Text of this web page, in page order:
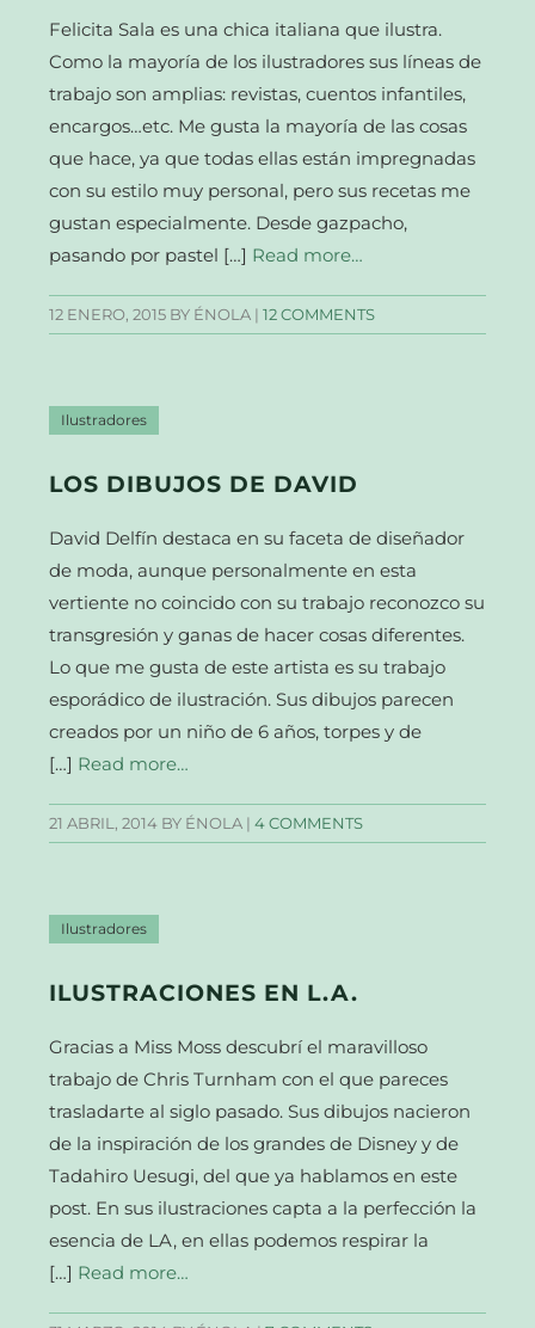
Felicita Sala es una chica italiana que ilustra.
Como la mayoría de los ilustradores sus líneas de
trabajo son amplias: revistas, cuentos infantiles,
encargos…etc. Me gusta la mayoría de las cosas
que hace, ya que todas ellas están impregnadas
con su estilo muy personal, pero sus recetas me
gustan especialmente. Desde gazpacho,
pasando por pastel […] Read more…
12 ENERO, 2015 BY ÉNOLA |12 COMMENTS
Ilustradores
LOS DIBUJOS DE DAVID
David Delfín destaca en su faceta de diseñador
de moda, aunque personalmente en esta
vertiente no coincido con su trabajo reconozco su
transgresión y ganas de hacer cosas diferentes.
Lo que me gusta de este artista es su trabajo
esporádico de ilustración. Sus dibujos parecen
creados por un niño de 6 años, torpes y de
[…] Read more…
21 ABRIL, 2014 BY ÉNOLA |4 COMMENTS
Ilustradores
ILUSTRACIONES EN L.A.
Gracias a Miss Moss descubrí el maravilloso
trabajo de Chris Turnham con el que pareces
trasladarte al siglo pasado. Sus dibujos nacieron
de la inspiración de los grandes de Disney y de
Tadahiro Uesugi, del que ya hablamos en este
post. En sus ilustraciones capta a la perfección la
esencia de LA, en ellas podemos respirar la
[…] Read more…